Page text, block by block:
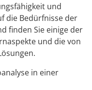
und
die Bedürfnisse der
finden Sie einige der
und die von
in einer